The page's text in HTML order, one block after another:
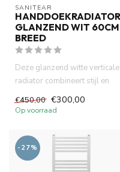
SANITEAR
HANDDOEKRADIATOR
GLANZEND WIT 60CM
BREED
Deze glanzend witte verticale
radiator combineert stijl en
praktisch comfort. He...
€450,00 €300,00
Op voorraad
-27%